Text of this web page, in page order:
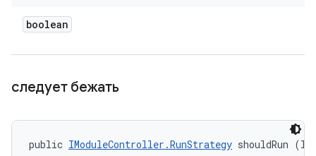
boolean
следует бежать
public IModuleController.RunStrategy shouldRun